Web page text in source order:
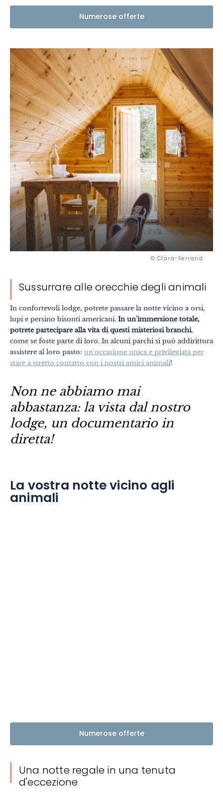
Numerose offerte
© Clara-Ferrand
Sussurrare alle orecchie degli animali
In confortevoli lodge, potrete passare la notte vicino a orsi,
lupi e persino bisonti americani. In un'immersione totale,
potrete partecipare alla vita di questi misteriosi branchi,
come se foste parte di loro. In alcuni parchi si può addirittura
assistere al loro pasto: un'occasione unica e privilegiata per
stare a stretto contatto con i nostri amici animali!
Non ne abbiamo mai
abbastanza: la vista dal nostro
lodge, un documentario in
diretta!
La vostra notte vicino agli
animali
Numerose offerte
Una notte regale in una tenuta
d'eccezione